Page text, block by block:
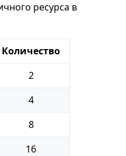
ресурса в
Количество
2
4
8
16